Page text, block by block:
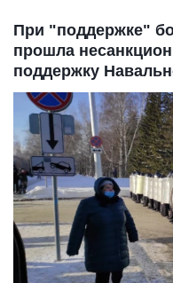
При "поддержке"
прошла
поддержку